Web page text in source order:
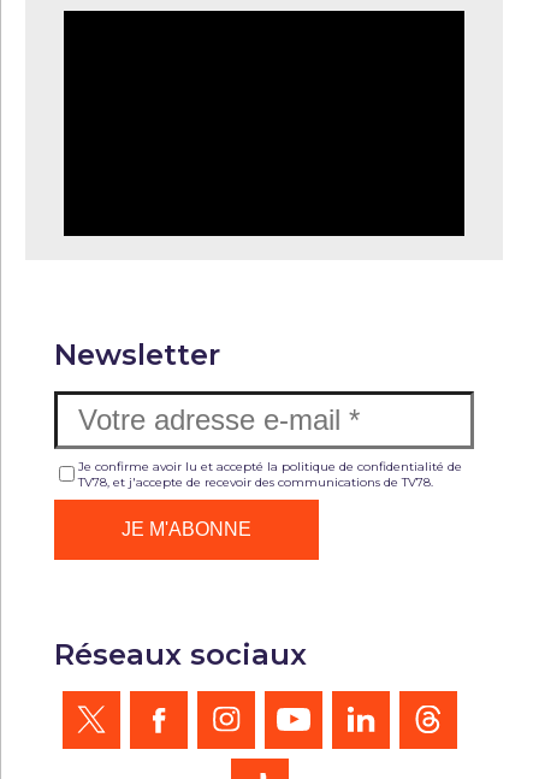
Newsletter
Je confirme avoir lu et accepté la politique de confidentialité de
TV78, et j'accepte de recevoir des communications de TV78.
Réseaux sociaux